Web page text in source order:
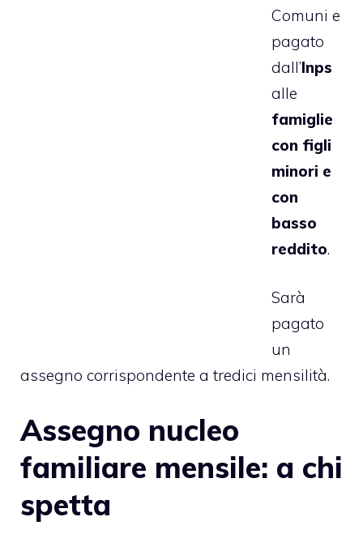
Comuni e
pagato
dall’Inps
alle
famiglie
con figli
minori e
con
basso
reddito.
Sarà
pagato
un
assegno corrispondente a tredici mensilità.
Assegno nucleo
familiare mensile: a chi
spetta